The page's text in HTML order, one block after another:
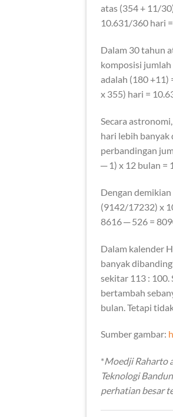
atas (354 + 11/
10.631/360 hari
Dalam 30 tahun
komposisi
adalah (180 +11)
x 355) hari =
Secara
hari lebih banyak
perbandingan
─ 1) x 12 bulan =
Dengan
(9142/17232) x
8616 ─ 526 =
Dalam kalender
banyak
sekitar 113 : 100.
bertambah
bulan. Tetapi
Sumber gambar:
*Moedji Raharto
Teknologi
perhatian besar